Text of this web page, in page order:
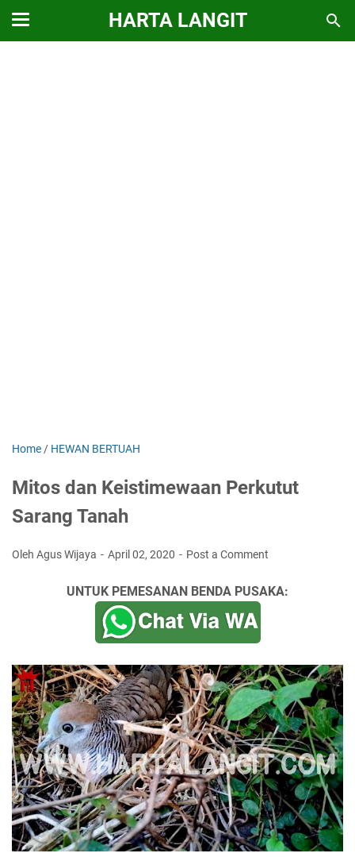
HARTA LANGIT
Home / HEWAN BERTUAH
Mitos dan Keistimewaan Perkutut
Sarang Tanah
Oleh Agus Wijaya April 02, 2020 Post a Comment
UNTUK PEMESANAN BENDA PUSAKA: